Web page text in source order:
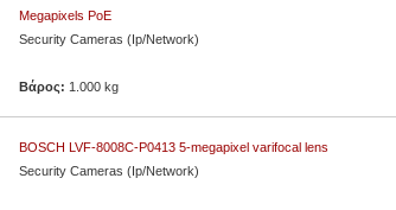
Megapixels PoE
Security Cameras (Ip/Network)
Βάρος: 1.000 kg
BOSCH LVF-8008C-P0413 5-megapixel varifocal lens
Security Cameras (Ip/Network)